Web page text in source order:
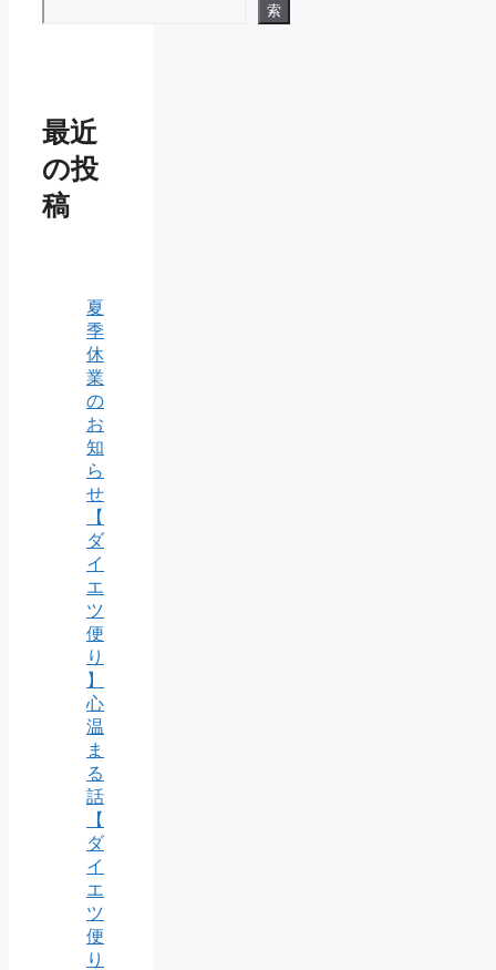
索
最近
の投
稿
夏
季
休
業
の
お
知
ら
せ
【
ダ
イ
エ
ツ
便
り
】
心
温
ま
る
話
【
ダ
イ
エ
ツ
便
り